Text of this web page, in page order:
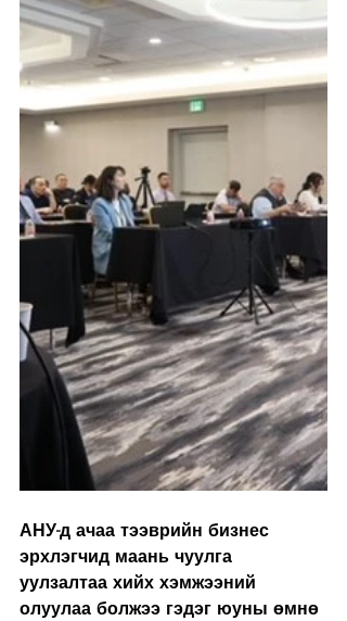
АНУ-д ачаа тээврийн бизнес
эрхлэгчид маань чуулга
уулзалтаа хийх хэмжээний
олуулаа болжээ гэдэг юуны өмнө